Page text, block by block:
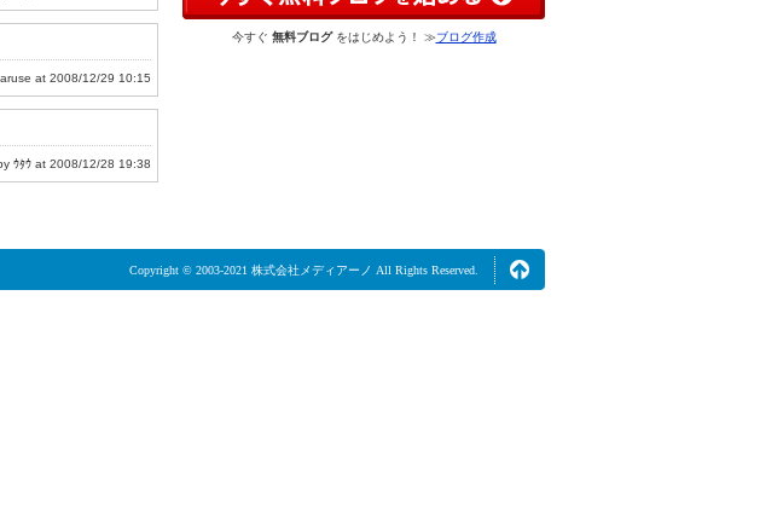
at 2008/12/29 10:15
ｳﾀｳ at 2008/12/28 19:38
今すぐ 無料ブログをはじめよう！ ≫ブログ作成
Copyright © 2003-2021 株式会社メディアーノ All Rights Reserved.